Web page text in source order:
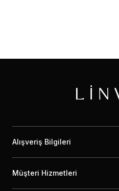
Alışveriş Bilgileri
Müşteri Hizmetleri